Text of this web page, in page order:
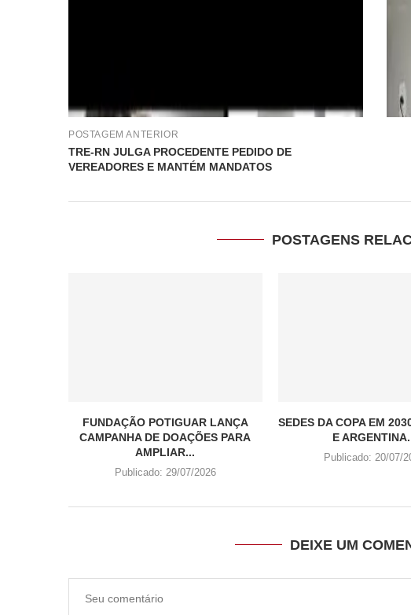
POSTAGEM ANTERIOR
TRE-RN JULGA PROCEDENTE PEDIDO DE
VEREADORES E MANTÉM MANDATOS
POSTAGENS
FUNDAÇÃO POTIGUAR LANÇA
CAMPANHA DE DOAÇÕES PARA
AMPLIAR...
Publicado: 29/07/2026
SEDES DA COPA EM
E
Publicado: 20/07/
DEIXE UM